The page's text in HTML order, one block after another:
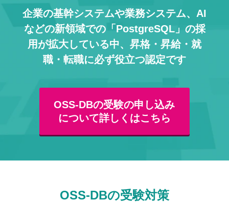
企業の基幹システムや業務システム、AI
などの新領域での「PostgreSQL」の採
用が拡大している中、 昇格・昇給・就
職・転職に必ず役立つ認定です
OSS-DBの受験の申し込み
について詳しくはこちら
OSS-DBの受験対策